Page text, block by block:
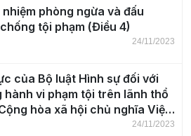
phòng ngừa và đấu
tội phạm (Điều 4)
24/11/2023
của Bộ luật Hình sự đối với
hành vi phạm tội trên lãnh thổ
hòa xã hội chủ nghĩa Việt
24/11/2023